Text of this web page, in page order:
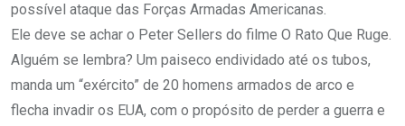
possível ataque das Forças Armadas Americanas.
Ele deve se achar o Peter Sellers do filme O Rato Que Ruge.
Alguém se lembra? Um paiseco endividado até os tubos,
manda um “exército” de 20 homens armados de arco e
flecha invadir os EUA, com o propósito de perder a guerra e